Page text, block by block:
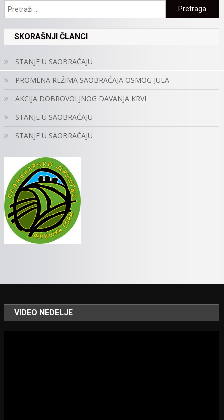
Pretraga:
SKORAŠNJI ČLANCI
STANJE U SAOBRAĆAJU
PROMENA REŽIMA SAOBRAĆAJA OSMOG JULA
AKCIJA DOBROVOLJNOG DAVANJA KRVI
STANJE U SAOBRAĆAJU
STANJE U SAOBRAĆAJU
VIDEO NEDELJE